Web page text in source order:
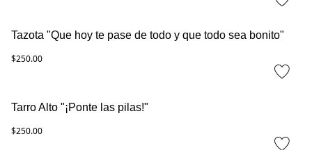
Tazota "Que hoy te pase de todo y que todo sea bonito"
$250.00
Tarro Alto "¡Ponte las pilas!"
$250.00